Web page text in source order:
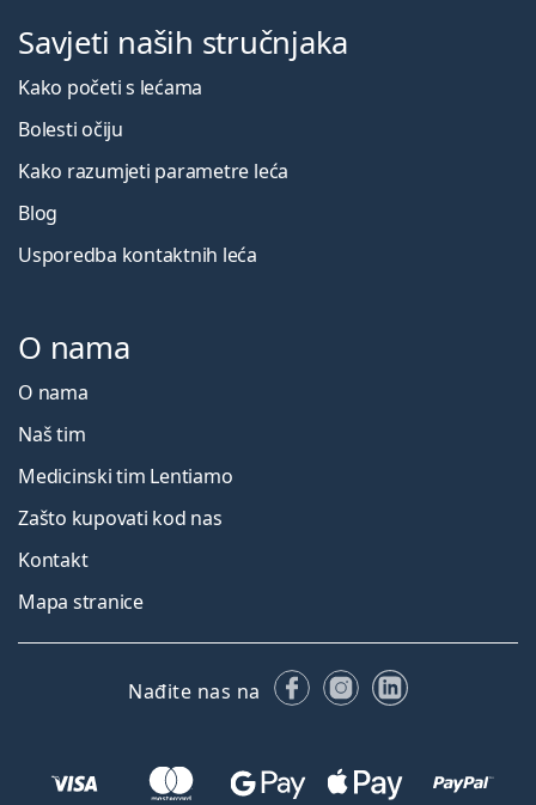
Savjeti naših stručnjaka
Kako početi s lećama
Bolesti očiju
Kako razumjeti parametre leća
Blog
Usporedba kontaktnih leća
O nama
O nama
Naš tim
Medicinski tim Lentiamo
Zašto kupovati kod nas
Kontakt
Mapa stranice
Nađite nas na FacebookuInstagramu
LinkedIn